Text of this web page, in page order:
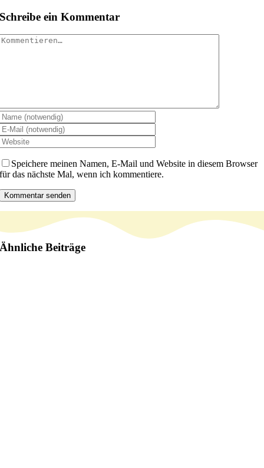
Schreibe ein Kommentar
Speichere meinen Namen, E-Mail und Website in diesem Browser
für das nächste Mal, wenn ich kommentiere.
Ähnliche Beiträge